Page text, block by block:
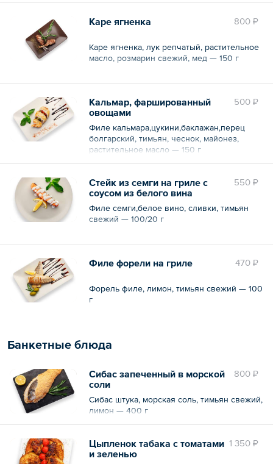
800 ₽
Каре ягненка
Каре ягненка, лук репчатый, растительное
масло, розмарин свежий, мед — 150 г
500 ₽
Кальмар, фаршированный
овощами
Филе кальмара,цукини,баклажан,перец
болгарский, тимьян, чеснок, майонез,
растительное масло — 150 г
550 ₽
Стейк из семги на гриле с
соусом из белого вина
Филе семги,белое вино, сливки, тимьян
свежий — 100/20 г
470 ₽
Филе форели на гриле
Форель филе, лимон, тимьян свежий — 100
г
Банкетные блюда
800 ₽
Сибас запеченный в морской
соли
Сибас штука, морская соль, тимьян свежий,
лимон — 400 г
1 350 ₽
Цыпленок табака с томатами
и зеленью